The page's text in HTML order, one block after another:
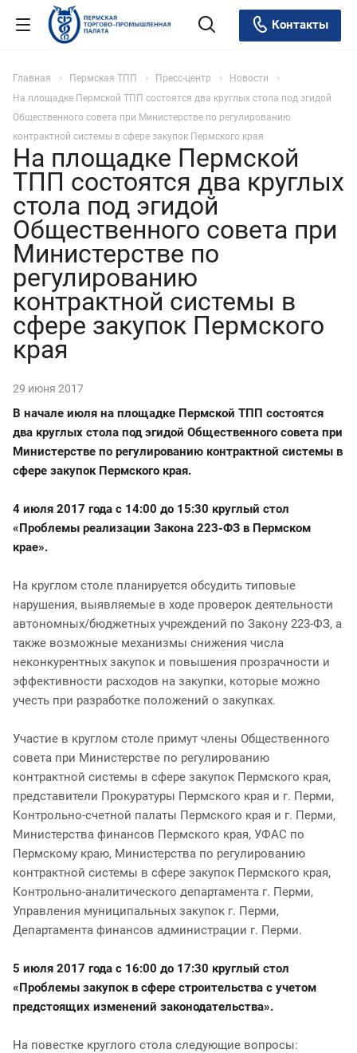
Контакты
Главная Пермская ТПП Пресс-центр
Новости
На площадке Пермской ТПП состоятся два круглых стола под эгидой
Общественного совета при Министерстве по регулированию
контрактной системы в сфере закупок Пермского края
На площадке Пермской
ТПП состоятся два круглых
стола под эгидой
Общественного совета при
Министерстве по
регулированию
контрактной системы в
сфере закупок Пермского
края
29 июня 2017
В начале июля на площадке Пермской ТПП состоятся
два круглых стола под эгидой Общественного совета при
Министерстве по регулированию контрактной системы в
сфере закупок Пермского края.
4 июля 2017 года с 14:00 до 15:30 круглый стол
«Проблемы реализации Закона 223-ФЗ в Пермском
крае».
На круглом столе планируется обсудить типовые
нарушения, выявляемые в ходе проверок деятельности
автономных/бюджетных учреждений по Закону 223-ФЗ, а
также возможные механизмы снижения числа
неконкурентных закупок и повышения прозрачности и
эффективности расходов на закупки, которые можно
учесть при разработке положений о закупках.
Участие в круглом столе примут члены Общественного
совета при Министерстве по регулированию
контрактной системы в сфере закупок Пермского края,
представители Прокуратуры Пермского края и г. Перми,
Контрольно-счетной палаты Пермского края и г. Перми,
Министерства финансов Пермского края, УФАС по
Пермскому краю, Министерства по регулированию
контрактной системы в сфере закупок Пермского края,
Контрольно-аналитического департамента г. Перми,
Управления муниципальных закупок г. Перми,
Департамента финансов администрации г. Перми.
5 июля 2017 года с 16:00 до 17:30 круглый стол
«Проблемы закупок в сфере строительства с учетом
предстоящих изменений законодательства».
На повестке круглого стола следующие вопросы: